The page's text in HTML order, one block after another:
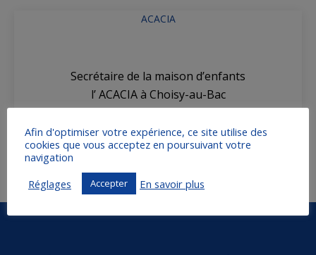
ACACIA
Secrétaire de la maison d’enfants
l’ ACACIA à Choisy-au-Bac
Afin d'optimiser votre expérience, ce site utilise des
cookies que vous acceptez en poursuivant votre
navigation
Réglages
Accepter En savoir plus